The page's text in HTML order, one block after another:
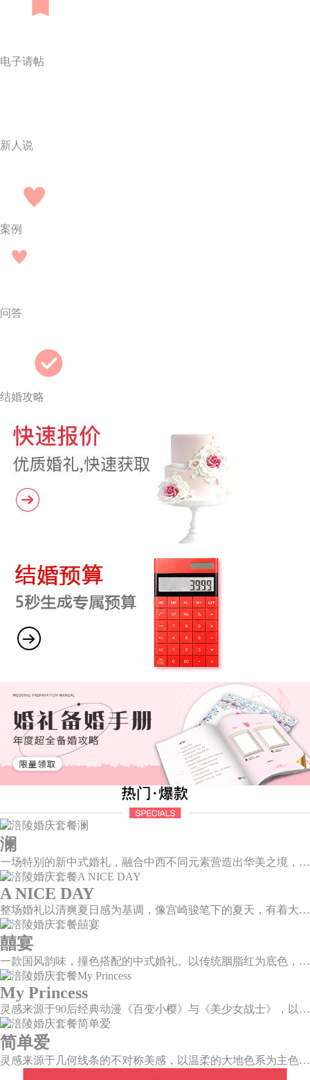
电子请帖
新人说
案例
问答
结婚攻略
澜
一场特别的新中式婚礼，融合中西不同元素营造出华美之境，有庄严浪漫的西式证婚，也有含蓄深情的中式感恩，从古典到现代，从前世到今生，爱，隽永铭刻。
A NICE DAY
整场婚礼以清爽夏日感为基调，像宫崎骏笔下的夏天，有着大朵大朵像棉花糖似的白云，有蔚蓝蔚蓝的天空和青绿青绿的草地，有着童话世界里干净纯洁的美好，有着日系画风下的治愈感。
囍宴
一款国风韵味，撞色搭配的中式婚礼。以传统胭脂红为底色，黛蓝色花鸟点缀其中，热情的红色和低调的古风书画色相辅相成。
My Princess
灵感来源于90后经典动漫《百变小樱》与《美少女战士》，以柔美梦幻的马卡龙色系为主色调，融合精灵萌宠与星星魔法阵等元素，为遗落凡间的公主搭建一个召唤王子的舞台。
简单爱
灵感来源于几何线条的不对称美感，以温柔的大地色系为主色调，空间上，利用几何线条进行完美切割，配以柔和色系的花艺点缀，构造了一个温馨柔和、清新复古的空间。